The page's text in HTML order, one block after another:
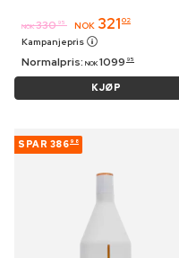
NOK 330 95 NOK 321 02
Kampanjepris
Normalpris: NOK 1099 95
KJØP
SPAR 386 98